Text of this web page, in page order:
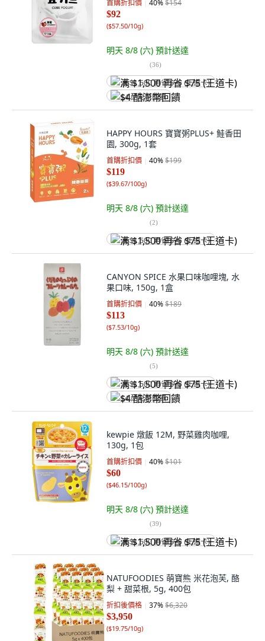
首購折扣價 40%$154
$92
($57.50/10g)
明天 8/8 (六) 預計送達
(36)
满 $1,500 再省 $75 (王道卡)
$4 酷澎幣回饋
HAPPY HOURS 寶寶粥PLUS+ 鮭香田
園, 300g, 1套
首購折扣價 40%$199
$119
($39.67/100g)
明天 8/8 (六) 預計送達
(2)
满 $1,500 再省 $75 (王道卡)
CANYON SPICE 水果口味咖哩塊, 水
果口味, 150g, 1盒
首購折扣價 40%$189
$113
($7.53/10g)
明天 8/8 (六) 預計送達
(5)
满 $1,500 再省 $75 (王道卡)
$4 酷澎幣回饋
kewpie 燉飯 12M, 野菜雞肉咖哩,
130g, 1包
首購折扣價 40%$101
$60
($46.15/100g)
明天 8/8 (六) 預計送達
(39)
满 $1,500 再省 $75 (王道卡)
NATUFOODIES 萌寶熊 米花泡芙, 酪
梨 + 甜菜根, 5g, 400包
折扣後價格 37%$6,320
$3,950
($19.75/10g)